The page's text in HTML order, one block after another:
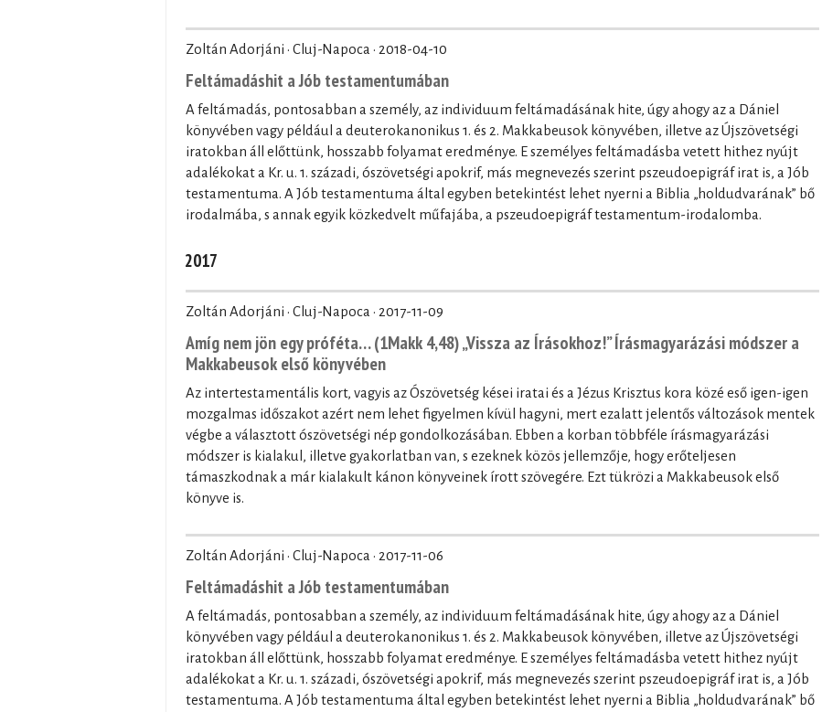
Zoltán Adorjáni · Cluj-Napoca · 2018-04-10
Feltámadáshit a Jób testamentumában
A feltámadás, pontosabban a személy, az individuum feltámadásának hite, úgy ahogy az a Dániel
könyvében vagy például a deuterokanonikus 1. és 2. Makkabeusok könyvében, illetve az Újszövetségi
iratokban áll előttünk, hosszabb folyamat eredménye. E személyes feltámadásba vetett hithez nyújt
adalékokat a Kr. u. 1. századi, ószövetségi apokrif, más megnevezés szerint pszeudoepigráf irat is, a Jób
testamentuma. A Jób testamentuma által egyben betekintést lehet nyerni a Biblia „holdudvarának” bő
irodalmába, s annak egyik közkedvelt műfajába, a pszeudoepigráf testamentum-irodalomba.
2017
Zoltán Adorjáni · Cluj-Napoca · 2017-11-09
Amíg nem jön egy próféta… (1Makk 4,48) „Vissza az Írásokhoz!” Írásmagyarázási módszer a
Makkabeusok első könyvében
Az intertestamentális kort, vagyis az Ószövetség kései iratai és a Jézus Krisztus kora közé eső igen-igen
mozgalmas időszakot azért nem lehet figyelmen kívül hagyni, mert ezalatt jelentős változások mentek
végbe a választott ószövetségi nép gondolkozásában. Ebben a korban többféle írásmagyarázási
módszer is kialakul, illetve gyakorlatban van, s ezeknek közös jellemzője, hogy erőteljesen
támaszkodnak a már kialakult kánon könyveinek írott szövegére. Ezt tükrözi a Makkabeusok első
könyve is.
Zoltán Adorjáni · Cluj-Napoca · 2017-11-06
Feltámadáshit a Jób testamentumában
A feltámadás, pontosabban a személy, az individuum feltámadásának hite, úgy ahogy az a Dániel
könyvében vagy például a deuterokanonikus 1. és 2. Makkabeusok könyvében, illetve az Újszövetségi
iratokban áll előttünk, hosszabb folyamat eredménye. E személyes feltámadásba vetett hithez nyújt
adalékokat a Kr. u. 1. századi, ószövetségi apokrif, más megnevezés szerint pszeudoepigráf irat is, a Jób
testamentuma. A Jób testamentuma által egyben betekintést lehet nyerni a Biblia „holdudvarának” bő